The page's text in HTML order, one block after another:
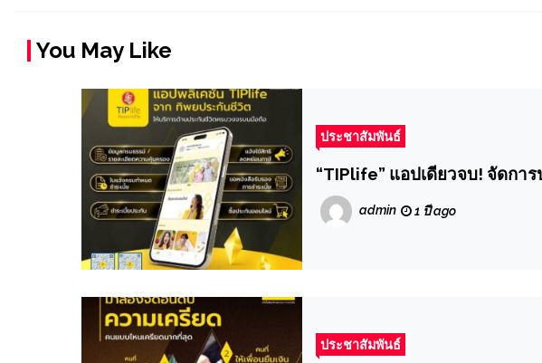
You May Like
ประชาสัมพันธ์
“TIPlife” แอปเดียวจบ! จัดกา
admin 1 ปี ago
ประชาสัมพันธ์